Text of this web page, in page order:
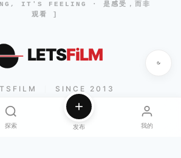
IT'S FEELING · 是感受，而非
观看 ]
LETSFiLM
SINCE 2013
探索 发布 我的